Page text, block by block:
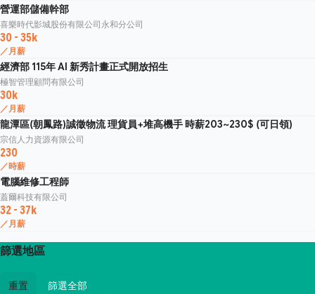
營運部儲備幹部
喜樂時代影城股份有限公司永和分公司
30 - 35k
／月薪
經濟部 115年 AI 新秀計畫正式開放招生
極智管理顧問有限公司
30k
／月薪
龍潭區(朝鳳路)誠徵物流 理貨員+堆高機手 時薪203~230$ (可日領)
宗信人力資源有限公司
230
／時薪
電腦維修工程師
蓋爾科技有限公司
32 - 37k
／月薪
篩選地區
重置 篩選全部